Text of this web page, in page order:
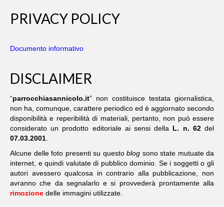
MEDIA
LIBRETTI VARI
PREGHIERE
BOLLETTINI
PUBBLICAZIONI SULLE
CONFRATERNITE
FOTO
PRIVACY POLICY
Documento informativo
DISCLAIMER
“parrocchiasannicolo.it” non costituisce testata giornalistica,
non ha, comunque, carattere periodico ed è aggiornato secondo
disponibilità e reperibilità di materiali, pertanto, non può essere
considerato un prodotto editoriale ai sensi della L. n. 62del
07.03.2001
Alcune delle foto presenti su questo blog sono state mutuate da
internet, e quindi valutate di pubblico dominio. Se i soggetti o gli
autori avessero qualcosa in contrario alla pubblicazione, non
avranno che da segnalarlo e si provvederà prontamente alla
rimozione delle immagini utilizzate.